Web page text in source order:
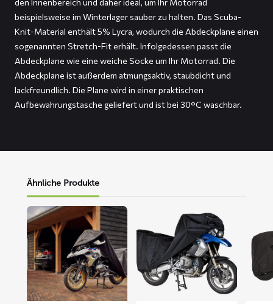
den Innenbereich und daher ideal, um Ihr Motorrad
beispielsweise im Winterlager sauber zu halten. Das Scuba-
Knit-Material enthält 5% Lycra, wodurch die Abdeckplane einen
sogenannten Stretch-Fit erhält. Infolgedessen passt die
Abdeckplane wie eine weiche Socke um Ihr Motorrad. Die
Abdeckplane ist außerdem atmungsaktiv, staubdicht und
lackfreundlich. Die Plane wird in einer praktischen
Aufbewahrungstasche geliefert und ist bei 30°C waschbar.
Ähnliche Produkte
Mehr
lesen
über
ALFA
Motorrad-
Abdeckplane
lesen
über
DELTA
Motorrad-
Abdeckplane
über
FOX